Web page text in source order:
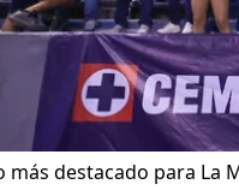
más destacado para La